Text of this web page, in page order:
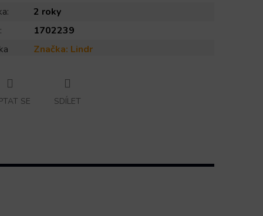
:
2 roky
:
1702239
Značka: Lindr
SE SDÍLET